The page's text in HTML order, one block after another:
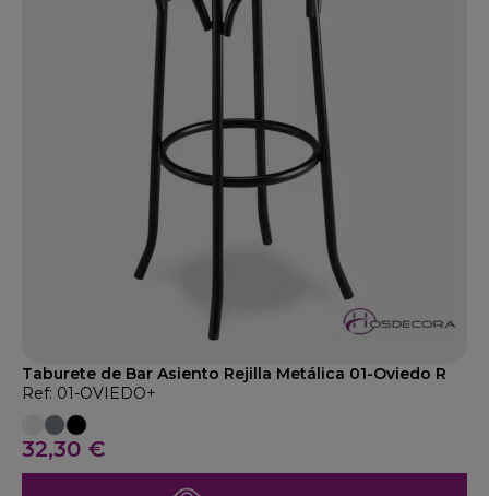
Taburete de Bar Asiento Rejilla Metálica 01-Oviedo R
Ref: 01-OVIEDO+
32,30 €